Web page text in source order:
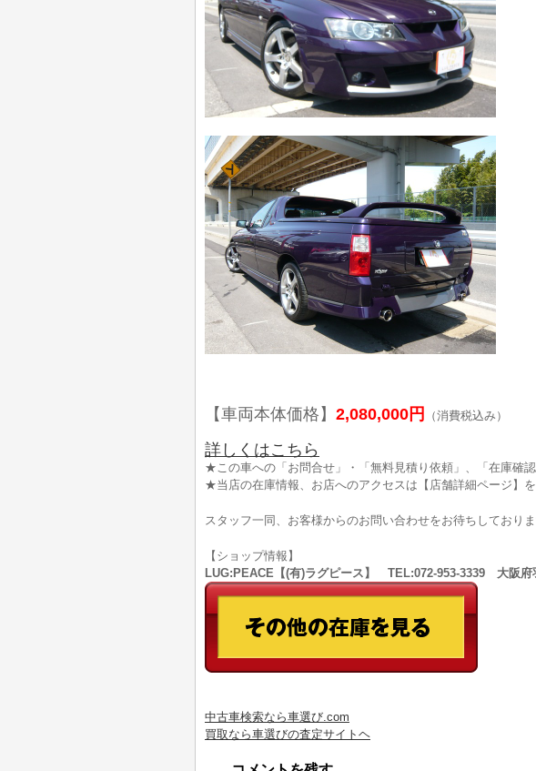
【車両本体価格】 2,080,000円 （消費税込み）
詳しくはこちら
★この車への「お問合せ」・「無料見積り依頼」、「在庫確
★当店の在庫情報、お店へのアクセスは【店舗詳細ページ】を
スタッフ一同、お客様からのお問い合わせをお待ちしておりま
【ショップ情報】
LUG:PEACE【(有)ラグピース】 TEL:072-953-3339 大阪府
中古車検索なら車選び.com
買取なら車選びの査定サイトヘ